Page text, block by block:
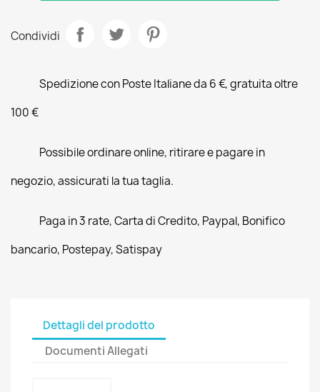
Condividi
Spedizione con Poste Italiane da 6 €, gratuita oltre
100 €
Possibile ordinare online, ritirare e pagare in
negozio, assicurati la tua taglia.
Paga in 3 rate, Carta di Credito, Paypal, Bonifico
bancario, Postepay, Satispay
Dettagli del prodotto
Documenti Allegati